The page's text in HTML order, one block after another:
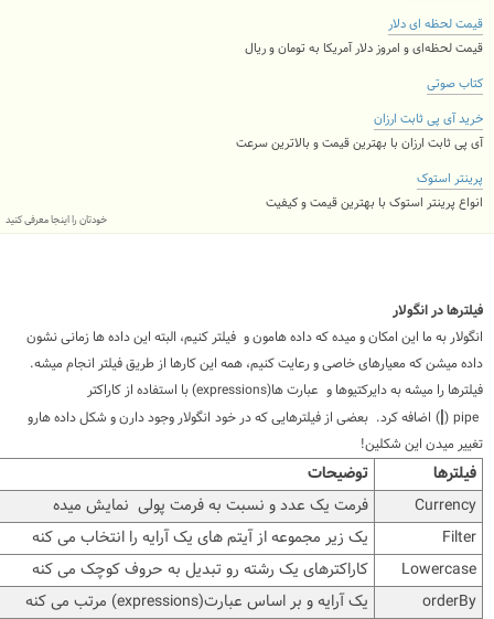
قیمت لحظه ای دلار
قیمت لحظه‌ای و امروز دلار آمریکا به تومان و ریال
کتاب صوتی
خرید آی پی ثابت ارزان
آی پی ثابت ارزان با بهترین قیمت و بالاترین سرعت
پرینتر استوک
انواع پرینتر استوک با بهترین قیمت و کیفیت
خودتان را اینجا معرفی کنید
فیلترها در انگولار
انگولار به ما این امکان و میده که داده هامون و فیلتر کنیم، البته این داده ها زمانی نشون
داده میشن که معیارهای خاصی و رعایت کنیم، همه این کارها از طریق فیلتر انجام میشه.
فیلترها را میشه به دایرکتیوها و عبارت ها(expressions) با استفاده از کاراکتر
pipe
(
|) اضافه کرد. بعضی از فیلترهایی که در خود انگولار وجود دارن و شکل داده هارو
تغییر میدن این شکلین!
فیلترها
توضیحات
Currency
فرمت یک عدد و نسبت به فرمت پولی نمایش میده
Filter
یک زیر مجموعه از آیتم های یک آرایه را انتخاب می کنه
Lowercase
کاراکترهای یک رشته رو تبدیل به حروف کوچک می کنه
orderBy
یک آرایه و بر اساس عبارت(expressions) مرتب می کنه